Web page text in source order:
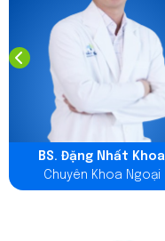
BS. Đặng Nhất Khoa
Chuyên Khoa Ngoại